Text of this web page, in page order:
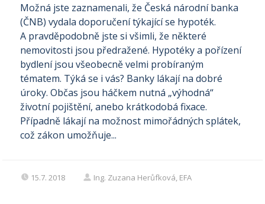
Možná jste zaznamenali, že Česká národní banka
(ČNB) vydala doporučení týkající se hypoték.
A pravděpodobně jste si všimli, že některé
nemovitosti jsou předražené. Hypotéky a pořízení
bydlení jsou všeobecně velmi probíraným
tématem. Týká se i vás? Banky lákají na dobré
úroky. Občas jsou háčkem nutná „výhodná“
životní pojištění, anebo krátkodobá fixace.
Případně lákají na možnost mimořádných splátek,
což zákon umožňuje...
15.7. 2018 Ing. Zuzana Herůfková, EFA